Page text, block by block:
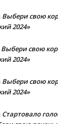
Выбери свою
2024»
Выбери свою
2024»
Выбери свою
2024»
Стартовало